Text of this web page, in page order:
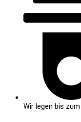
Wir legen bis